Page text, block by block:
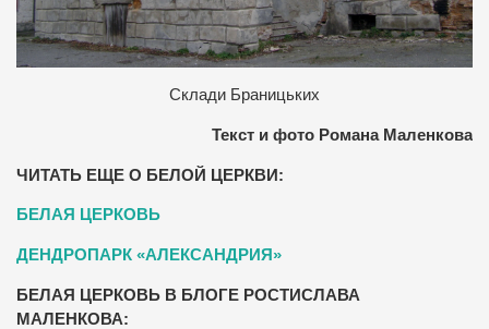
Склади Браницьких
Текст и фото Романа Маленкова
ЧИТАТЬ ЕЩЕ О БЕЛОЙ ЦЕРКВИ:
БЕЛАЯ ЦЕРКОВЬ
ДЕНДРОПАРК «АЛЕКСАНДРИЯ»
БЕЛАЯ ЦЕРКОВЬ В БЛОГЕ РОСТИСЛАВА
МАЛЕНКОВА: